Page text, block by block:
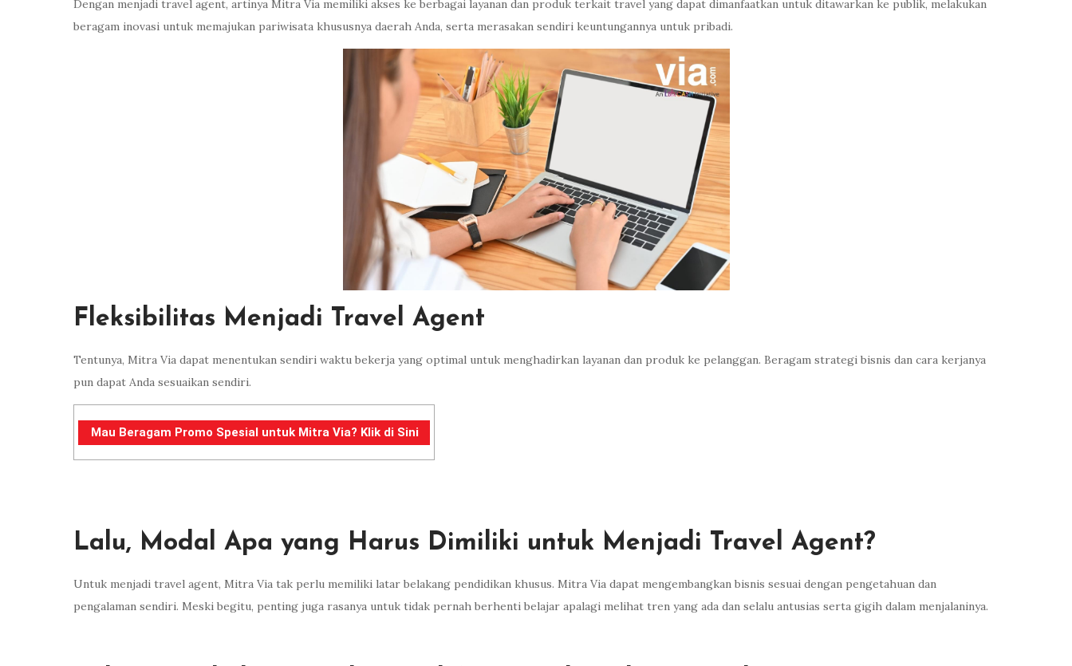
Dengan menjadi travel agent, artinya Mitra Via memiliki akses ke berbagai layanan dan produk terkait travel yang dapat dimanfaatkan untuk ditawarkan ke publik, melakukan
beragam inovasi untuk memajukan pariwisata khususnya daerah Anda, serta merasakan sendiri keuntungannya untuk pribadi.
Fleksibilitas Menjadi Travel Agent
Tentunya, Mitra Via dapat menentukan sendiri waktu bekerja yang optimal untuk menghadirkan layanan dan produk ke pelanggan. Beragam strategi bisnis dan cara kerjanya
pun dapat Anda sesuaikan sendiri.
Mau Beragam Promo Spesial untuk Mitra Via? Klik di Sini
Lalu, Modal Apa yang Harus Dimiliki untuk Menjadi Travel Agent?
Untuk menjadi travel agent, Mitra Via tak perlu memiliki latar belakang pendidikan khusus. Mitra Via dapat mengembangkan bisnis sesuai dengan pengetahuan dan
pengalaman sendiri. Meski begitu, penting juga rasanya untuk tidak pernah berhenti belajar apalagi melihat tren yang ada dan selalu antusias serta gigih dalam menjalaninya.